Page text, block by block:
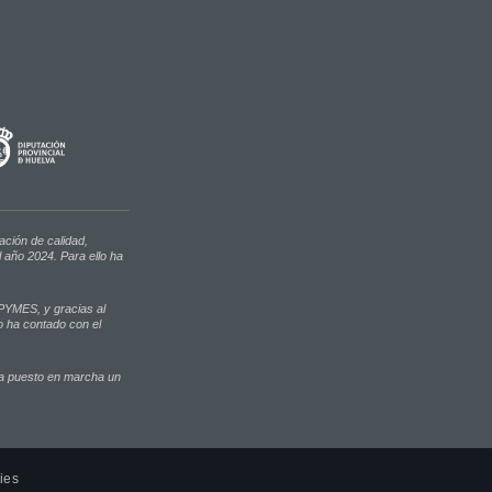
de calidad,
2024. Para ello ha
y gracias al
ha contado con el
puesto en marcha un